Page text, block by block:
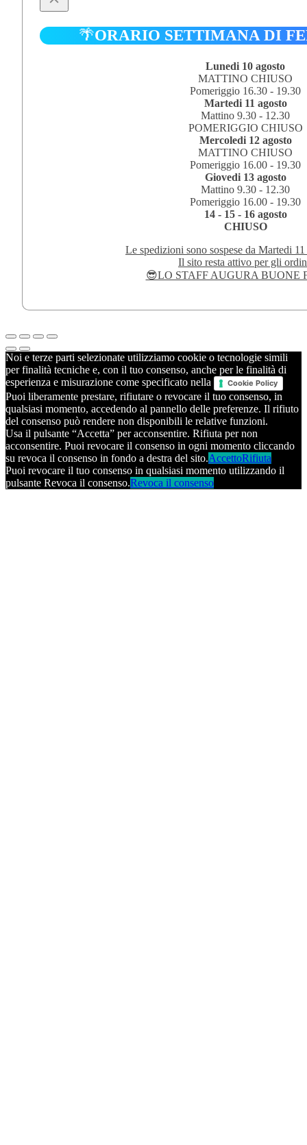
🌴ORARIO SETTIMANA DI
Lunedi 10 agosto
MATTINO CHIUSO
Pomeriggio 16.30 - 19.30
Martedi 11 agosto
Mattino 9.30 - 12.30
POMERIGGIO CHIUSO
Mercoledi 12 agosto
MATTINO CHIUSO
Pomeriggio 16.00 - 19.30
Giovedi 13 agosto
Mattino 9.30 - 12.30
Pomeriggio 16.00 - 19.30
14 - 15 - 16 agosto
CHIUSO
Le spedizioni sono sospese da Martedi
Il sito resta attivo per gli
😎LO STAFF AUGURA BUONE
Noi e terze parti selezionate utilizziamo cookie o tecnologie simili
per finalità tecniche e, con il tuo consenso, anche per le finalità di
esperienza e misurazione come specificato nella
Cookie Policy
Puoi liberamente prestare, rifiutare o revocare il tuo consenso, in
qualsiasi momento, accedendo al pannello delle preferenze. Il rifiuto
del consenso può rendere non disponibili le relative funzioni.
Usa il pulsante “Accetta” per acconsentire. Rifiuta per non
acconsentire. Puoi revocare il consenso in ogni momento cliccando
su revoca il consenso in fondo a destra del sito.AccettoRifiuta
Puoi revocare il tuo consenso in qualsiasi momento utilizzando il
pulsante Revoca il consenso.Revoca il consenso